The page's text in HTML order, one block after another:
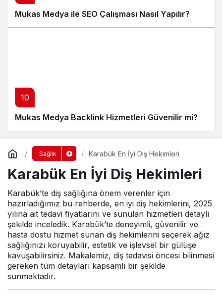
Mukas Medya ile SEO Çalışması Nasıl Yapılır?
10
Mukas Medya Backlink Hizmetleri Güvenilir mi?
Sağlık Karabük En İyi Diş Hekimleri
Karabük En İyi Diş Hekimleri
Karabük’te diş sağlığına önem verenler için
hazırladığımız bu rehberde, en iyi diş hekimlerini, 2025
yılına ait tedavi fiyatlarını ve sunulan hizmetleri detaylı
şekilde inceledik. Karabük’te deneyimli, güvenilir ve
hasta dostu hizmet sunan diş hekimlerini seçerek ağız
sağlığınızı koruyabilir, estetik ve işlevsel bir gülüşe
kavuşabilirsiniz. Makalemiz, diş tedavisi öncesi bilinmesi
gereken tüm detayları kapsamlı bir şekilde
sunmaktadır.